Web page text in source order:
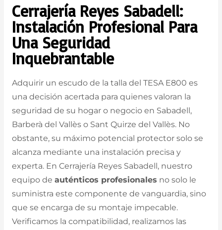
Cerrajería Reyes Sabadell:
Instalación Profesional Para
Una Seguridad
Inquebrantable
Adquirir un escudo de la talla del TESA E800 es
una decisión acertada para quienes valoran la
seguridad de su hogar o negocio en Sabadell,
Barberà del Vallès o Sant Quirze del Vallès. No
obstante, su máximo potencial protector solo se
alcanza mediante una instalación precisa y
experta. En Cerrajería Reyes Sabadell, nuestro
equipo de auténticos profesionales no solo le
suministra este componente de vanguardia, sino
que se encarga de su montaje impecable.
Verificamos la compatibilidad, realizamos las